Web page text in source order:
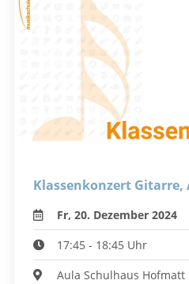
Klassenkonzert Gitarre,
Fr, 20. Dezember 2024
17:45 - 18:45 Uhr
Aula Schulhaus Hofmatt